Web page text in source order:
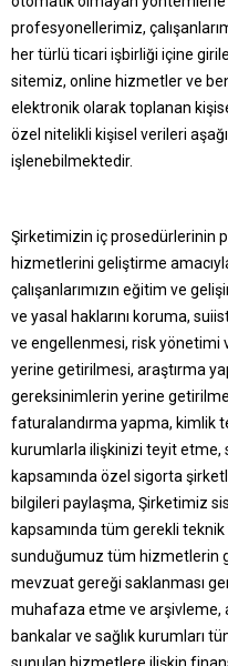
profesyonellerimiz,
her türlü ticari işbirliği içine
sitemiz, online hizmetler ve
elektronik olarak toplanan
özel nitelikli kişisel verileri
işlenebilmektedir.
Şirketimizin iç prosedürlerinin
hizmetlerini geliştirme
çalışanlarımızın eğitim ve
ve yasal haklarını koruma,
ve engellenmesi, risk
yerine getirilmesi, araştırma
gereksinimlerin yerine
faturalandırma yapma, kimlik
kurumlarla ilişkinizi teyit etme,
kapsamında özel sigorta
bilgileri paylaşma, Şirketimiz
kapsamında tüm gerekli
sunduğumuz tüm hizmetlerin
mevzuat gereği saklanması
muhafaza etme ve arşivleme,
bankalar ve sağlık kurumları